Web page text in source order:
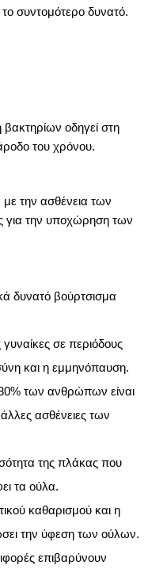
το συντομότερο δυνατό.
οδηγεί στη
του χρόνου.
την ασθένεια των
για την υποχώρηση των
δυνατό βούρτσισμα
σε περιόδους
και η εμμηνόπαυση.
30% των ανθρώπων είναι
ασθένειες των
της πλάκας που
τα ούλα.
καθαρισμού και η
την ύφεση των ούλων.
επιβαρύνουν